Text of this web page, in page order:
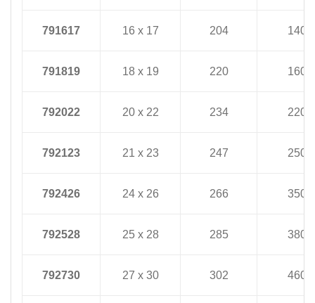
791617 16 x 17 204 140
791819 18 x 19 220 160
792022 20 x 22 234 220
792123 21 x 23 247 250
792426 24 x 26 266 350
792528 25 x 28 285 380
792730 27 x 30 302 460